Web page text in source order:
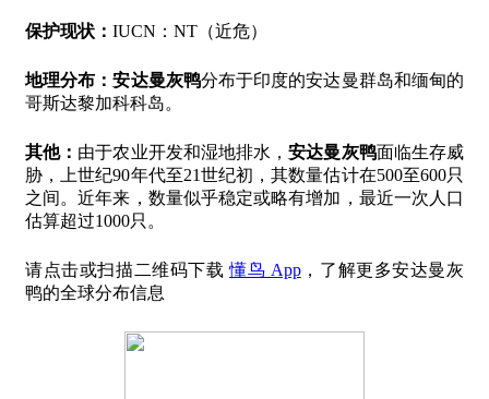
保护现状： IUCN：NT（近危）
地理分布：安达曼灰鸭分布于印度的安达曼群岛和缅甸的
哥斯达黎加科科岛。
其他： 由于农业开发和湿地排水，安达曼灰鸭面临生存威
胁，上世纪90年代至21世纪初，其数量估计在500至600只
之间。近年来，数量似乎稳定或略有增加，最近一次人口
估算超过1000只。
请点击或扫描二维码下载懂鸟 App，了解更多安达曼灰
鸭的全球分布信息